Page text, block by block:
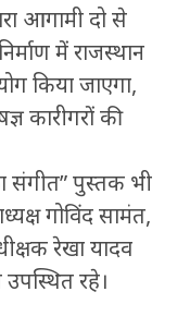
आगामी दो से
में राजस्थान
किया जाएगा,
कारीगरों की
संगीत” पुस्तक भी
गोविंद सामंत,
रेखा यादव
रहे।